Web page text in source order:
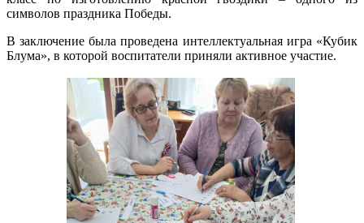
символов праздника Победы.
В заключение была проведена интеллектуальная игра «Кубик
Блума», в которой воспитатели приняли активное участие.